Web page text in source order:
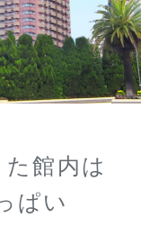
館内は
ぱい